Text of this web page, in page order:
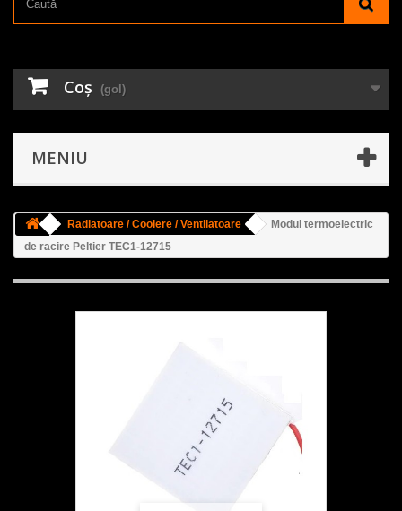
Coş (gol)
MENIU
Radiatoare / Coolere / Ventilatoare
Modul termoelectric
de racire Peltier TEC1-12715